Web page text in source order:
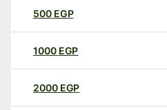
500 EGP
1000 EGP
2000 EGP